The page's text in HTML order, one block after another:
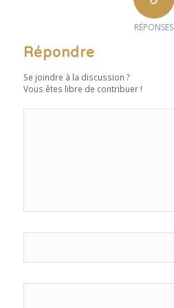
RÉPONSES
Répondre
Se joindre à la discussion ?
Vous êtes libre de contribuer !